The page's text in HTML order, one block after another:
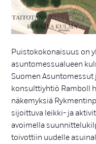
Puistokokonaisuus on
asuntomessualueen
Suomen
konsulttiyhtiö Ramboll
näkemyksiä
sijoittuva leikki- ja
avoimella
toivottiin uudelle